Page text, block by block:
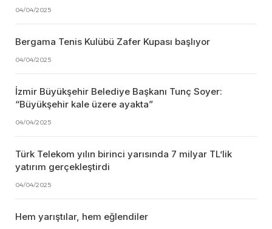
04/04/2025
Bergama Tenis Kulübü Zafer Kupası başlıyor
04/04/2025
İzmir Büyükşehir Belediye Başkanı Tunç Soyer:
“Büyükşehir kale üzere ayakta”
04/04/2025
Türk Telekom yılın birinci yarısında 7 milyar TL’lik
yatırım gerçekleştirdi
04/04/2025
Hem yarıştılar, hem eğlendiler